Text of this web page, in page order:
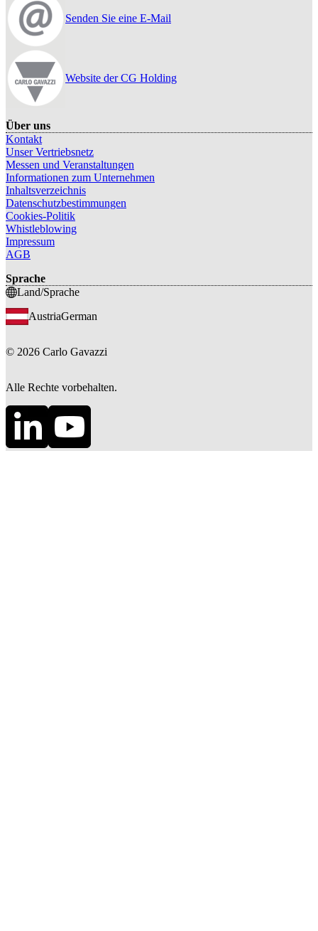
Senden Sie eine E-Mail
Website der CG Holding
Über uns
Kontakt
Unser Vertriebsnetz
Messen und Veranstaltungen
Informationen zum Unternehmen
Inhaltsverzeichnis
Datenschutzbestimmungen
Cookies-Politik
Whistleblowing
Impressum
AGB
Sprache
Land/Sprache
AustriaGerman
© 2026 Carlo Gavazzi
Alle Rechte vorbehalten.